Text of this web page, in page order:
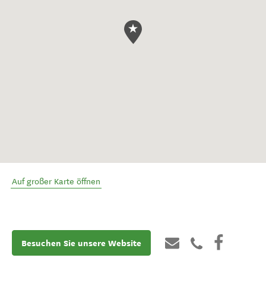
Auf großer Karte öffnen
Besuchen Sie unsere Website